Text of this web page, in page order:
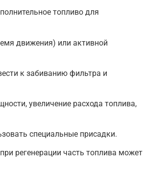
топливо для
движения) или активной
к забиванию фильтра и
увеличение расхода топлива,
специальные присадки.
регенерации часть топлива может